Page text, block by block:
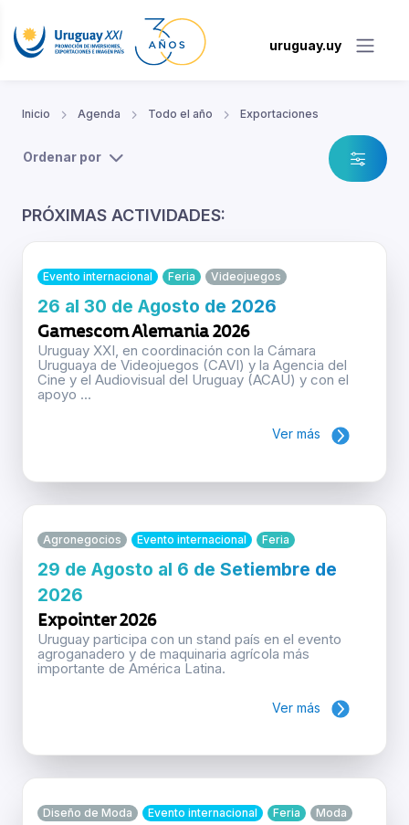
uruguay.uy
Inicio Agenda Todo el año Exportaciones
Ordenar por
PRÓXIMAS ACTIVIDADES:
Evento internacional Feria Videojuegos
26 al 30 de Agosto de 2026
Gamescom Alemania 2026
Uruguay XXI, en coordinación con la Cámara
Uruguaya de Videojuegos (CAVI) y la Agencia del
Cine y el Audiovisual del Uruguay (ACAU) y con el
apoyo ...
Ver más
Agronegocios Evento internacional Feria
29 de Agosto al 6 de Setiembre de
2026
Expointer 2026
Uruguay participa con un stand país en el evento
agroganadero y de maquinaria agrícola más
importante de América Latina.
Ver más
Diseño de Moda Evento internacional Feria Moda